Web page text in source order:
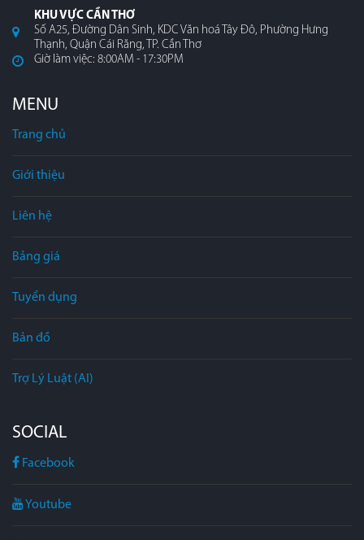
KHU VỰC CẦN THƠ
Số A25, Đường Dân Sinh, KDC Văn hoá Tây Đô, Phường Hưng
Thạnh, Quận Cái Răng, TP. Cần Thơ
Giờ làm việc: 8:00AM - 17:30PM
MENU
Trang chủ
Giới thiệu
Liên hệ
Bảng giá
Tuyển dụng
Bản đồ
Trợ Lý Luật (AI)
SOCIAL
Facebook
Youtube